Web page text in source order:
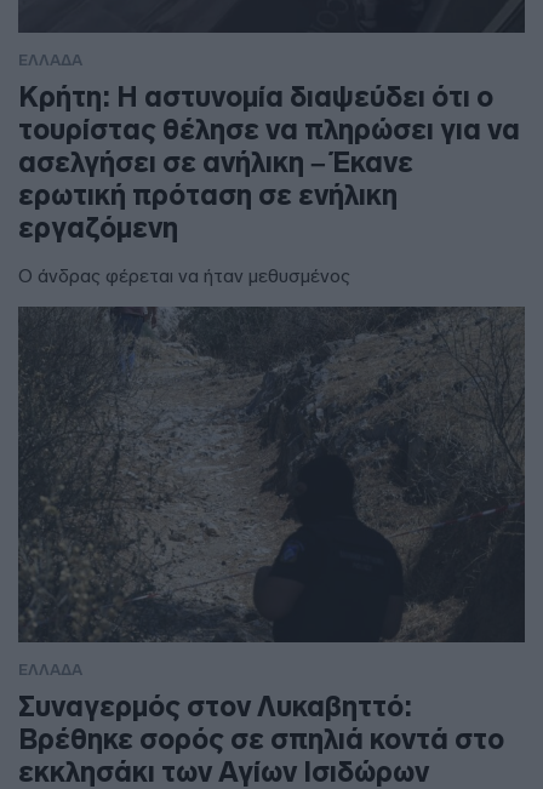
ΕΛΛΑΔΑ
Κρήτη: Η αστυνομία διαψεύδει ότι ο
τουρίστας θέλησε να πληρώσει για να
ασελγήσει σε ανήλικη – Έκανε
ερωτική πρόταση σε ενήλικη
εργαζόμενη
Ο άνδρας φέρεται να ήταν μεθυσμένος
ΕΛΛΑΔΑ
Συναγερμός στον Λυκαβηττό:
Βρέθηκε σορός σε σπηλιά κοντά στο
εκκλησάκι των Αγίων Ισιδώρων